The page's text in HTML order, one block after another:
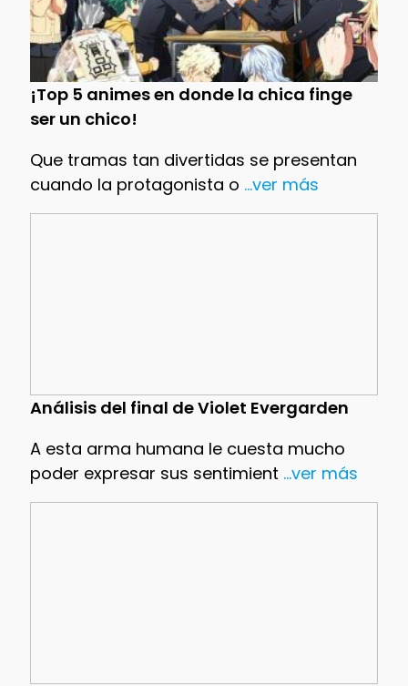
¡Top 5 animes en donde la chica finge
ser un chico!
Que tramas tan divertidas se presentan
cuando la protagonista o ...ver más
Análisis del final de Violet Evergarden
A esta arma humana le cuesta mucho
poder expresar sus sentimient ...ver más